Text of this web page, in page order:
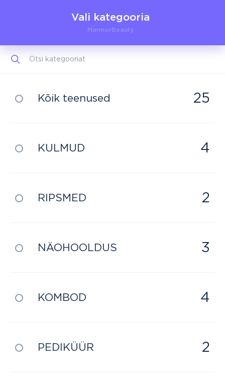
Vali kategooria
MarmorBeauty
Kõik teenused 25
KULMUD 4
RIPSMED 2
NÄOHOOLDUS 3
KOMBOD 4
PEDIKÜÜR 2